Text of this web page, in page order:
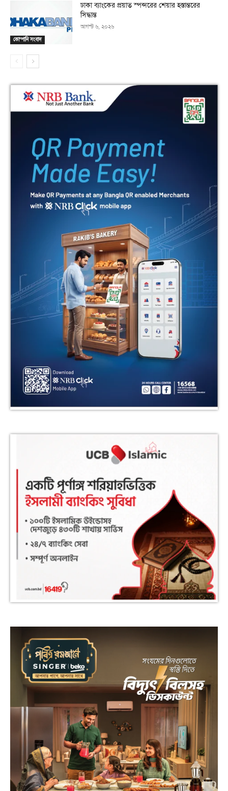
কোম্পানি সংবাদ
ঢাকা ব্যাংকের প্রয়াত স্পন্সরের শেয়ার হস্তান্তরের
সিদ্ধান্ত
আগস্ট ৬, ২০২৬